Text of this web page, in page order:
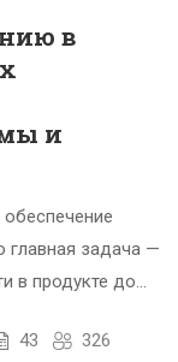
в
и
главная задача —
в продукте до
43 326